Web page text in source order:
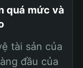
quá mức và
tài sản của
đầu của